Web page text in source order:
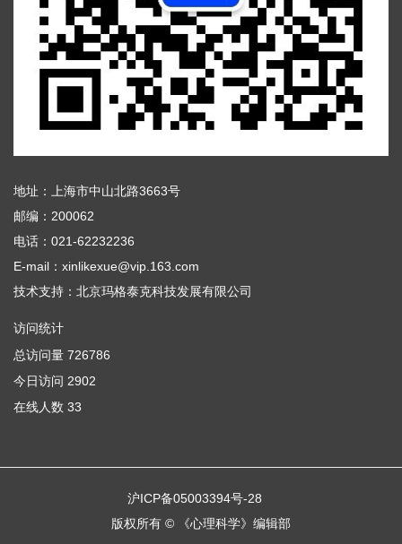
地址：上海市中山北路3663号
邮编：200062
电话：021-62232236
E-mail：xinlikexue@vip.163.com
技术支持： 北京玛格泰克科技发展有限公司
访问统计
总访问量 726786
今日访问 2902
在线人数 33
沪ICP备05003394号-28
版权所有 © 《心理科学》编辑部